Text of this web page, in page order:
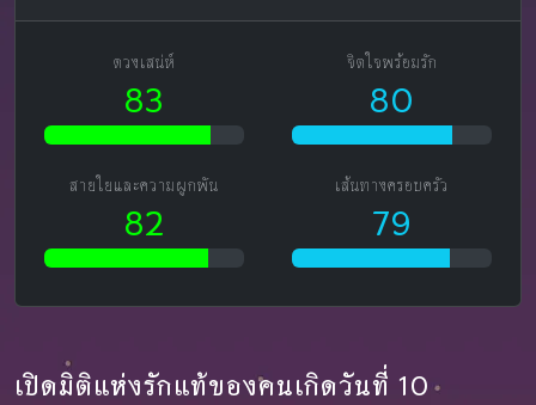
ดวงเสน่ห์
83
จิตใจพร้อมรัก
80
สายใยและความผูกพัน
82
เส้นทางครอบครัว
79
เปิดมิติแห่งรักแท้ของคนเกิดวันที่ 10